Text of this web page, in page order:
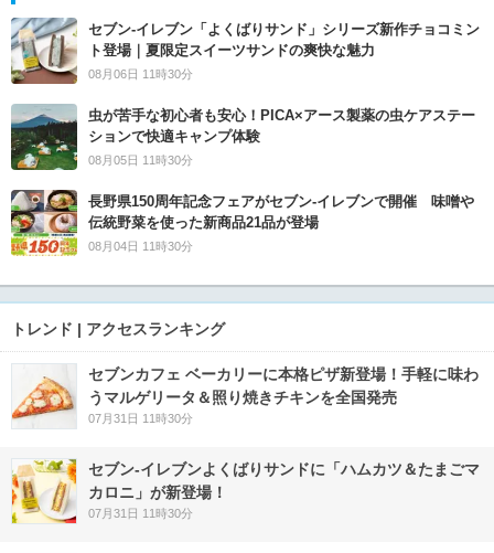
セブン‐イレブン「よくばりサンド」シリーズ新作チョコミン
ト登場｜夏限定スイーツサンドの爽快な魅力
08月06日 11時30分
虫が苦手な初心者も安心！PICA×アース製薬の虫ケアステー
ションで快適キャンプ体験
08月05日 11時30分
長野県150周年記念フェアがセブン-イレブンで開催 味噌や
伝統野菜を使った新商品21品が登場
08月04日 11時30分
トレンド | アクセスランキング
セブンカフェ ベーカリーに本格ピザ新登場！手軽に味わ
うマルゲリータ＆照り焼きチキンを全国発売
07月31日 11時30分
セブン‐イレブンよくばりサンドに「ハムカツ＆たまごマ
カロニ」が新登場！
07月31日 11時30分